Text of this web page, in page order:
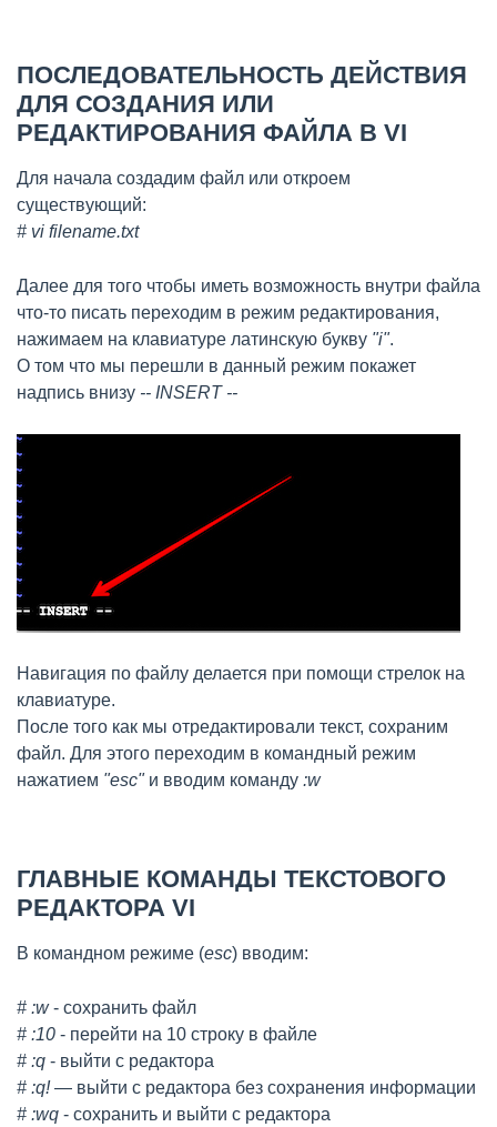
ПОСЛЕДОВАТЕЛЬНОСТЬ ДЕЙСТВИЯ
ДЛЯ СОЗДАНИЯ ИЛИ
РЕДАКТИРОВАНИЯ ФАЙЛА В VI
Для начала создадим файл или откроем
существующий:
# vi filename.txt
Далее для того чтобы иметь возможность внутри файла
что-то писать переходим в режим редактирования,
нажимаем на клавиатуре латинскую букву "i".
О том что мы перешли в данный режим покажет
надпись внизу -- INSERT --
Навигация по файлу делается при помощи стрелок на
клавиатуре.
После того как мы отредактировали текст, сохраним
файл. Для этого переходим в командный режим
нажатием "esc"и вводим команду :w
ГЛАВНЫЕ КОМАНДЫ ТЕКСТОВОГО
РЕДАКТОРА VI
В командном режиме (esc) вводим:
# :w- сохранить файл
# :10 - перейти на 10 строку в файле
# :q - выйти с редактора
# :q!— выйти с редактора без сохранения информации
# :wq - сохранить и выйти с редактора